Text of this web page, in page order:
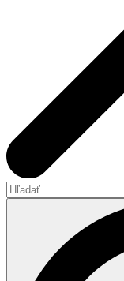
Hľadať...